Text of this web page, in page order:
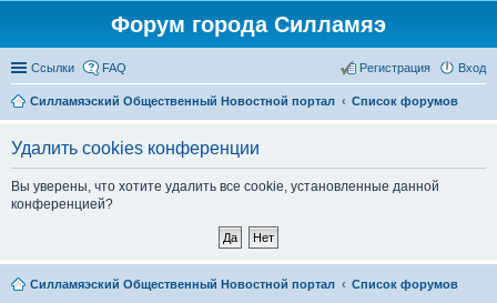
Форум города Силламяэ
Ссылки FAQ Вход
Регистрация
Силламяэский Общественный Новостной портал Список форумов
Удалить cookies конференции
Вы уверены, что хотите удалить все cookie, установленные данной
конференцией?
Силламяэский Общественный Новостной портал Список форумов